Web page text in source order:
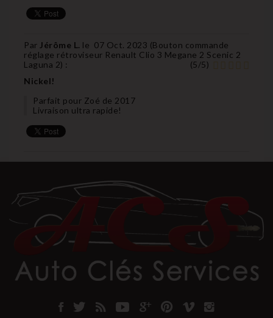
Par Jérôme L. le 07 Oct. 2023 (Bouton commande
réglage rétroviseur Renault Clio 3 Megane 2 Scenic 2
Laguna 2) : (5/5)
Nickel!
Parfait pour Zoé de 2017
Livraison ultra rapide!